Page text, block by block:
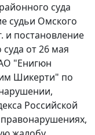
суда
судьи Омского
и постановление
от 26 мая
"Енигюн
Шикерти" по
Российской